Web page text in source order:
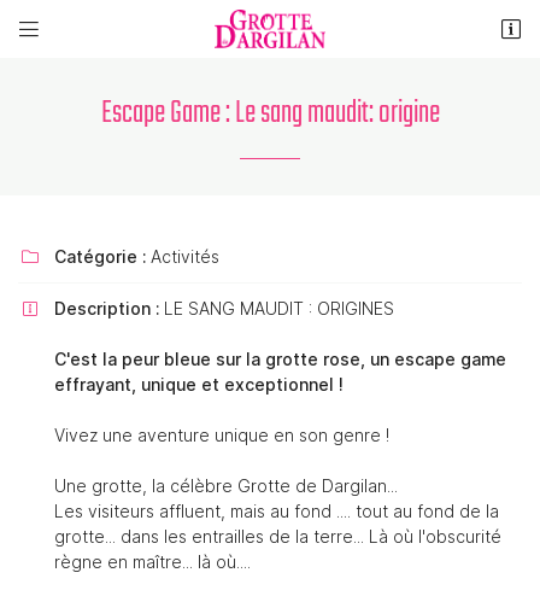
 
04 66 45 60 20
Adresse email de réception
Recopier le code ci-contre
Rafraîchir le captcha
Escape Game : Le sang maudit: origine
 Catégorie : Activités
 Description : LE SANG MAUDIT : ORIGINES
C'est la peur bleue sur la grotte rose, un escape game
effrayant, unique et exceptionnel !
Vivez une aventure unique en son genre !
Une grotte, la célèbre Grotte de Dargilan...
Les visiteurs affluent, mais au fond .... tout au fond de la
grotte... dans les entrailles de la terre... Là où l'obscurité
règne en maître... là où....